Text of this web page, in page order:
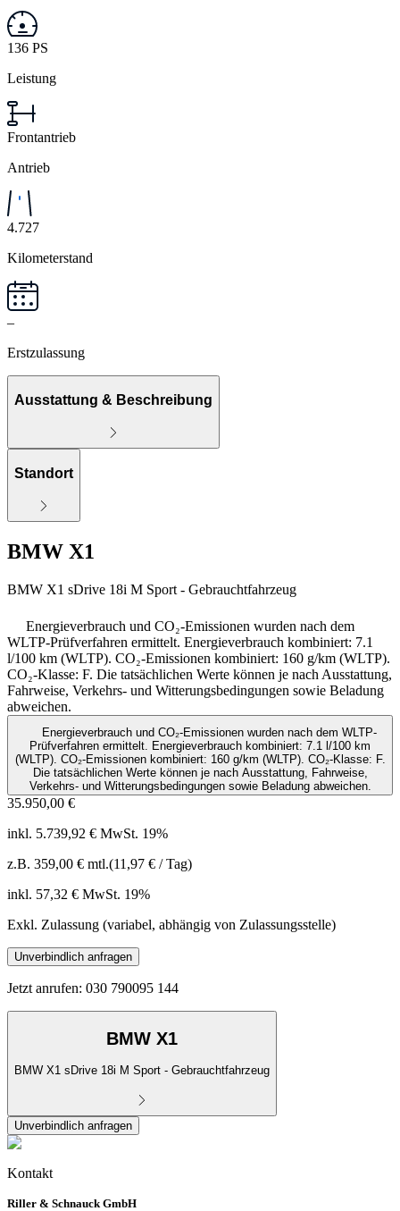
136 PS
Leistung
Frontantrieb
Antrieb
4.727
Kilometerstand
–
Erstzulassung
Ausstattung & Beschreibung
Standort
BMW X1
BMW X1 sDrive 18i M Sport - Gebrauchtfahrzeug
Energieverbrauch und CO₂-Emissionen wurden nach dem
WLTP-Prüfverfahren ermittelt. Energieverbrauch kombiniert: 7.1
l/100 km (WLTP). CO₂-Emissionen kombiniert: 160 g/km (WLTP).
CO₂-Klasse: F. Die tatsächlichen Werte können je nach Ausstattung,
Fahrweise, Verkehrs- und Witterungsbedingungen sowie Beladung
abweichen.
Energieverbrauch und CO₂-Emissionen wurden nach dem WLTP-
Prüfverfahren ermittelt. Energieverbrauch kombiniert: 7.1 l/100 km
(WLTP). CO₂-Emissionen kombiniert: 160 g/km (WLTP). CO₂-Klasse: F.
Die tatsächlichen Werte können je nach Ausstattung, Fahrweise,
Verkehrs- und Witterungsbedingungen sowie Beladung abweichen.
35.950,00 €
inkl. 5.739,92 € MwSt. 19%
z.B. 359,00 € mtl.(11,97 € / Tag)
inkl. 57,32 € MwSt. 19%
Exkl. Zulassung (variabel, abhängig von Zulassungsstelle)
Unverbindlich anfragen
Jetzt anrufen: 030 790095 144
BMW X1
BMW X1 sDrive 18i M Sport - Gebrauchtfahrzeug
Unverbindlich anfragen
Kontakt
Riller & Schnauck GmbH